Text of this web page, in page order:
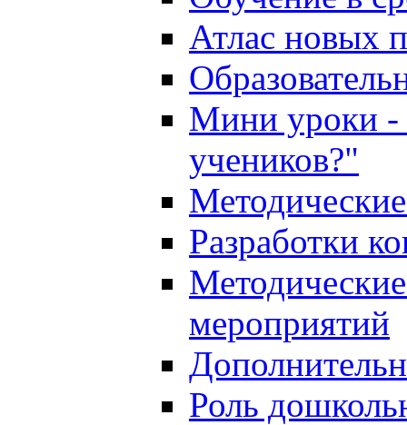
Атлас новых
Мини уроки -
учеников?"
Разработки
мероприятий
Роль